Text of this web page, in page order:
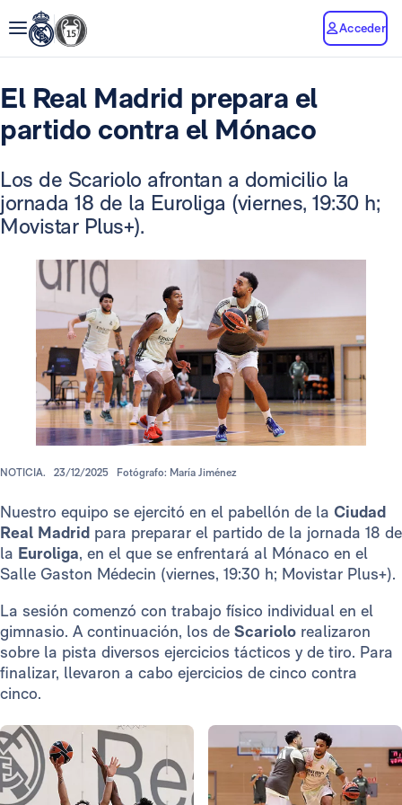
Acceder
El Real Madrid prepara el
partido contra el Mónaco
Los de Scariolo afrontan a domicilio la
jornada 18 de la Euroliga (viernes, 19:30 h;
Movistar Plus+).
NOTICIA. 23/12/2025 Fotógrafo: María Jiménez
Nuestro equipo se ejercitó en el pabellón de la Ciudad
Real Madrid para preparar el partido de la jornada 18 de
la Euroliga, en el que se enfrentará al Mónaco en el
Salle Gaston Médecin (viernes, 19:30 h; Movistar Plus+).
La sesión comenzó con trabajo físico individual en el
gimnasio. A continuación, los de Scariolo realizaron
sobre la pista diversos ejercicios tácticos y de tiro. Para
finalizar, llevaron a cabo ejercicios de cinco contra
cinco.